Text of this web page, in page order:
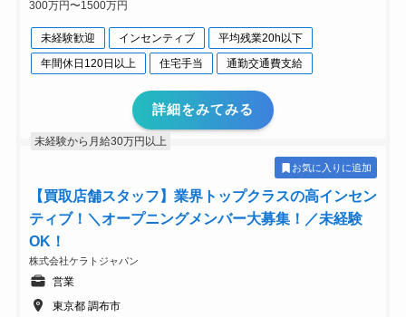
300万円〜1500万円
未経験歓迎 インセンティブ
平均残業20h以下
年間休日120日以上
住宅手当 通勤交通費支給
詳細をみてみる
未経験から月給30万円以上
お気に入りに追加
【買取店舗スタッフ】業界トップクラスの高インセン
ティブ！＼オープニングメンバー大募集！／未経験
OK！
株式会社ケラトジャパン
営業
東京都 調布市